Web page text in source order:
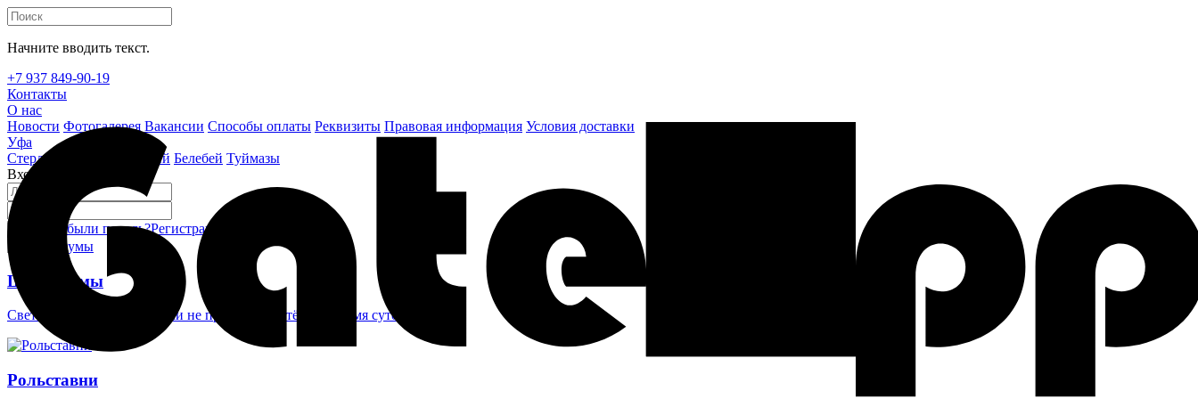
Начните вводить текст.
+7 937 849-90-19
Контакты
О нас
Новости Фотогалерея Вакансии Способы оплаты Реквизиты Правовая информация Условия доставки
Уфа
Стерлитамак
Октябрьский Белебей Туймазы
Вход на сайт
Забыли пароль?Регистрация
Шлагбаумы
Светоотражающие наклейки не проглядеть в тёмное время суток
Рольставни